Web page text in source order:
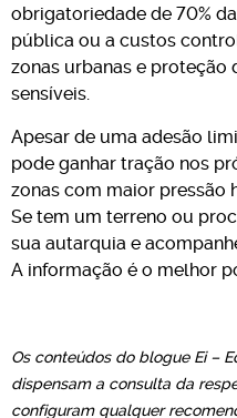
obrigatoriedade de 70%
pública ou a custos
zonas urbanas e proteção
sensíveis.
Apesar de uma adesão
pode ganhar tração nos
zonas com maior pressão
Se tem um terreno ou
sua autarquia e
A informação é o melhor
Os conteúdos do blogue Ei –
dispensam a consulta da
configuram qualquer